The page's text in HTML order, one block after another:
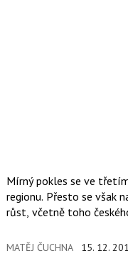
Mírný pokles se ve
regionu. Přesto se však
růst, včetně toho
MATĚJ ČUCHNA 15. 12.